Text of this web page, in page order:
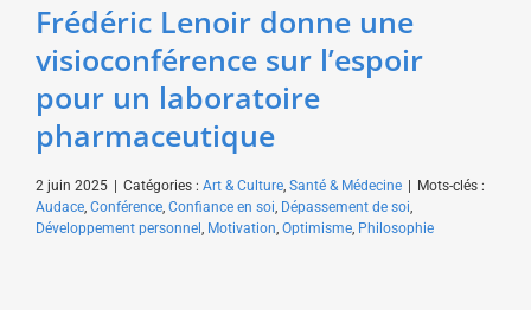
Frédéric Lenoir donne une
visioconférence sur l’espoir
pour un laboratoire
pharmaceutique
2 juin 2025 | Catégories : Art & Culture, Santé & Médecine | Mots-clés :
Audace, Conférence, Confiance en soi, Dépassement de soi,
Développement personnel, Motivation, Optimisme, Philosophie